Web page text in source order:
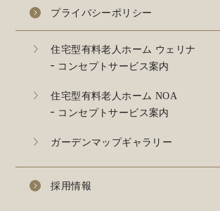
プライバシーポリシー
住宅型有料老人ホーム ウェリナ
コンセプトサービス案内
住宅型有料老人ホーム NOA
コンセプトサービス案内
ガーデンマップギャラリー
採用情報